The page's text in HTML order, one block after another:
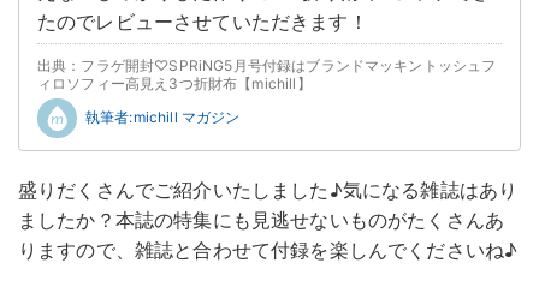
たのでレビューさせていただきます！
出典：フラゲ開封♡SPRiNG5月号付録はブランドマッキントッシュフ
ィロソフィー高見え3つ折財布【michill】
執筆者:michill マガジン
盛りだくさんでご紹介いたしました♪気になる雑誌はあり
ましたか？本誌の特集にも見逃せないものがたくさんあ
りますので、雑誌と合わせて付録を楽しんでくださいね♪